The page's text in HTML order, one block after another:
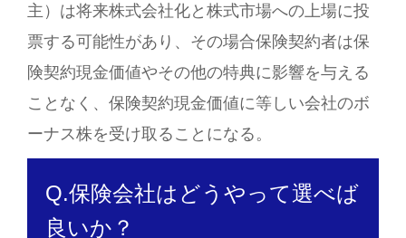
主）は将来株式会社化と株式市場への上場に投
票する可能性があり、その場合保険契約者は保
険契約現金価値やその他の特典に影響を与える
ことなく、保険契約現金価値に等しい会社のボ
ーナス株を受け取ることになる。
Q.保険会社はどうやって選べば
良いか？